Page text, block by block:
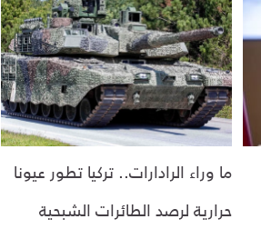
ما وراء الرادارات.. تركيا تطور عيونا
حرارية لرصد الطائرات الشبحية